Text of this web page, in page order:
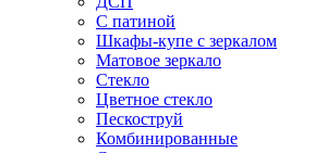
С патиной
Шкафы-купе с зеркалом
Матовое зеркало
Стекло
Цветное стекло
Пескоструй
Комбинированные